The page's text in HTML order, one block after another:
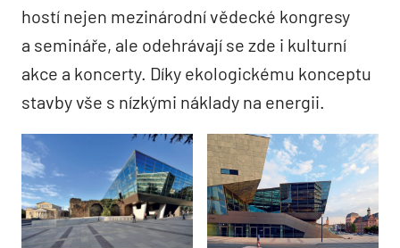
hostí nejen mezinárodní vědecké kongresy
a semináře, ale odehrávají se zde i kulturní
akce a koncerty. Díky ekologickému konceptu
stavby vše s nízkými náklady na energii.